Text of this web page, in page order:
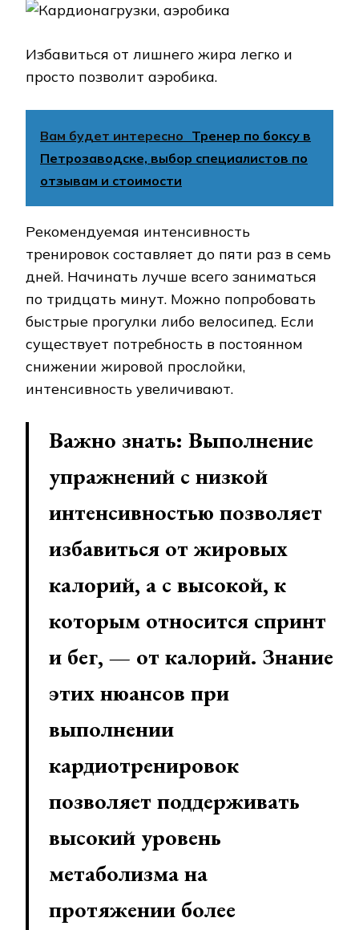
Избавиться от лишнего жира легко и
просто позволит аэробика.
Вам будет интересно Тренер по боксу в
Петрозаводске, выбор специалистов по
отзывам и стоимости
Рекомендуемая интенсивность
тренировок составляет до пяти раз в семь
дней. Начинать лучше всего заниматься
по тридцать минут. Можно попробовать
быстрые прогулки либо велосипед. Если
существует потребность в постоянном
снижении жировой прослойки,
интенсивность увеличивают.
Важно знать: Выполнение
упражнений с низкой
интенсивностью позволяет
избавиться от жировых
калорий, а с высокой, к
которым относится спринт
и бег, — от калорий. Знание
этих нюансов при
выполнении
кардиотренировок
позволяет поддерживать
высокий уровень
метаболизма на
протяжении более